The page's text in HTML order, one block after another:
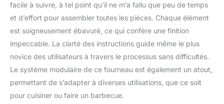
chaleur, ce qui permet
une utilisation efficace
lors de la cuisson et du
barbecue. ✨
POLYVALENCE EN
EXTERIEUR : Le four
roquette convient
parfaitement pour une
utilisation en extérieur,
que ce soit sur la
facile à suivre, à tel point qu’il ne m’a fallu que peu de temps
et d’effort pour assembler toutes les pièces. Chaque élément
est soigneusement ébavuré, ce qui confère une finition
impeccable. La clarté des instructions guide même le plus
novice des utilisateurs à travers le processus sans difficultés.
Le système modulaire de ce fourneau est également un atout,
permettant de s’adapter à diverses utilisations, que ce soit
pour cuisiner ou faire un barbecue.